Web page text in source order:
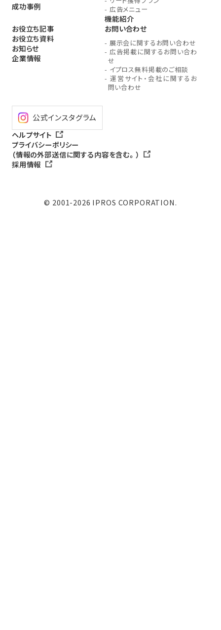
成功事例
- 広告メニュー
機能紹介
お役立ち記事
お役立ち資料
お知らせ
企業情報
お問い合わせ
- 展示会に関するお問い合わせ
- 広告掲載に関するお問い合わ
せ
- イプロス無料掲載のご相談
- 運営サイト・会社に関するお
問い合わせ
公式インスタグラム
ヘルプサイト
プライバシーポリシー
（情報の外部送信に関する内容を含む。）
採用情報
© 2001-2026 IPROS CORPORATION.